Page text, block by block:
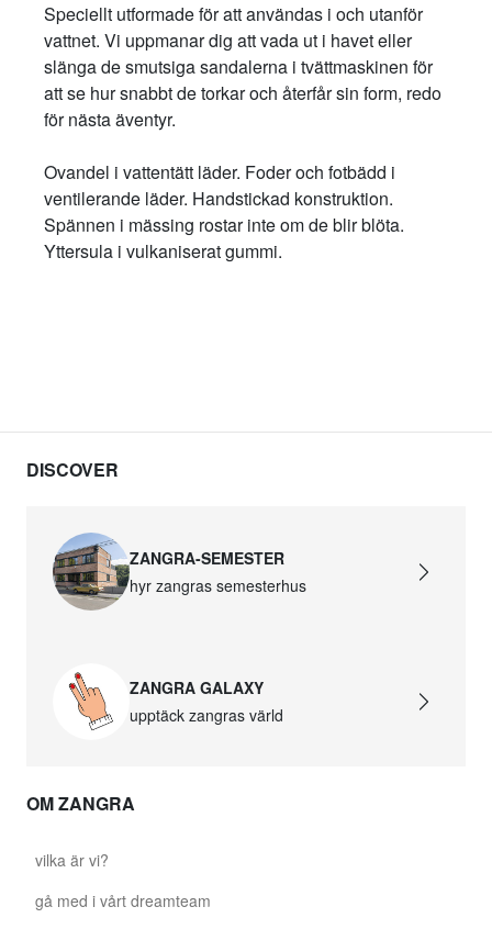
Speciellt utformade för att användas i och utanför
vattnet. Vi uppmanar dig att vada ut i havet eller
slänga de smutsiga sandalerna i tvättmaskinen för
att se hur snabbt de torkar och återfår sin form, redo
för nästa äventyr.
Ovandel i vattentätt läder. Foder och fotbädd i
ventilerande läder. Handstickad konstruktion.
Spännen i mässing rostar inte om de blir blöta.
Yttersula i vulkaniserat gummi.
DISCOVER
ZANGRA-SEMESTER
hyr zangras semesterhus
ZANGRA GALAXY
upptäck zangras värld
OM ZANGRA
vilka är vi?
gå med i vårt dreamteam